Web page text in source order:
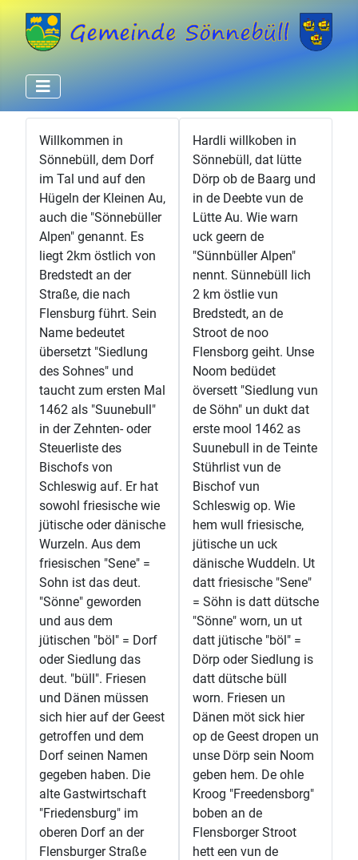
Willkommen in
Sönnebüll, dem Dorf
im Tal und auf den
Hügeln der Kleinen Au,
auch die "Sönnebüller
Alpen" genannt. Es
liegt 2km östlich von
Bredstedt an der
Straße, die nach
Flensburg führt. Sein
Name bedeutet
übersetzt "Siedlung
des Sohnes" und
taucht zum ersten Mal
1462 als "Suunebull"
in der Zehnten- oder
Steuerliste des
Bischofs von
Schleswig auf. Er hat
sowohl friesische wie
jütische oder dänische
Wurzeln. Aus dem
friesischen "Sene" =
Sohn ist das deut.
"Sönne" geworden
und aus dem
jütischen "böl" = Dorf
oder Siedlung das
deut. "büll". Friesen
und Dänen müssen
sich hier auf der Geest
getroffen und dem
Dorf seinen Namen
gegeben haben. Die
alte Gastwirtschaft
"Friedensburg" im
oberen Dorf an der
Flensburger Straße
Hardli willkoben in
Sönnebüll, dat lütte
Dörp ob de Baarg und
in de Deebte vun de
Lütte Au. Wie warn
uck geern de
"Sünnbüller Alpen"
nennt. Sünnebüll lich
2 km östlie vun
Bredstedt, an de
Stroot de noo
Flensborg geiht. Unse
Noom bedüdet
översett "Siedlung vun
de Söhn" un dukt dat
erste mool 1462 as
Suunebull in de Teinte
Stührlist vun de
Bischof vun
Schleswig op. Wie
hem wull friesische,
jütische un uck
dänische Wuddeln. Ut
datt friesische "Sene"
= Söhn is datt dütsche
"Sönne" worn, un ut
datt jütische "böl" =
Dörp oder Siedlung is
datt dütsche büll
worn. Friesen un
Dänen möt sick hier
op de Geest dropen un
unse Dörp sein Noom
geben hem. De ohle
Kroog "Freedensborg"
boben an de
Flensborger Stroot
hett een vun de